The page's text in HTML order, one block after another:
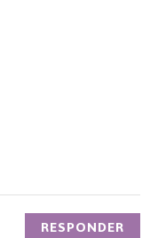
RESPONDER